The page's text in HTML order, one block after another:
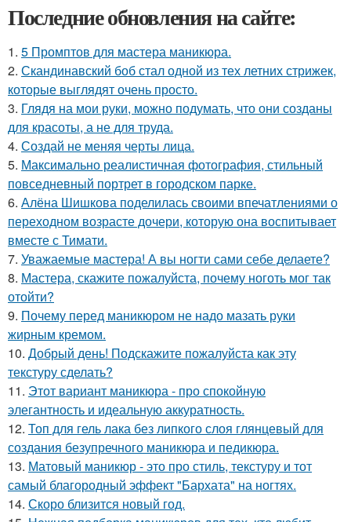
Последние обновления на сайте:
1. 5 Промптов для мастера маникюра.
2. Скандинавский боб стал одной из тех летних стрижек,
которые выглядят очень просто.
3. Глядя на мои руки, можно подумать, что они созданы
для красоты, а не для труда.
4. Создай не меняя черты лица.
5. Максимально реалистичная фотография, стильный
повседневный портрет в городском парке.
6. Алёна Шишкова поделилась своими впечатлениями о
переходном возрасте дочери, которую она воспитывает
вместе с Тимати.
7. Уважаемые мастера! А вы ногти сами себе делаете?
8. Мастера, скажите пожалуйста, почему ноготь мог так
отойти?
9. Почему перед маникюром не надо мазать руки
жирным кремом.
10. Добрый день! Подскажите пожалуйста как эту
текстуру сделать?
11. Этот вариант маникюра - про спокойную
элегантность и идеальную аккуратность.
12. Топ для гель лака без липкого слоя глянцевый для
создания безупречного маникюра и педикюра.
13. Матовый маникюр - это про стиль, текстуру и тот
самый благородный эффект "Бархата" на ногтях.
14. Скоро близится новый год.